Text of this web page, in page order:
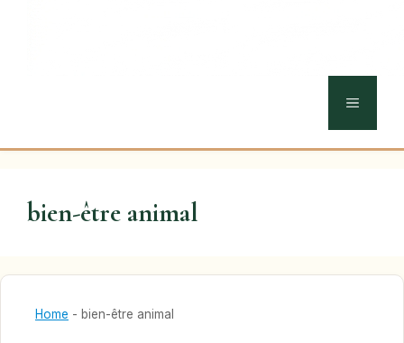
MENU
bien-être animal
Home - bien-être animal